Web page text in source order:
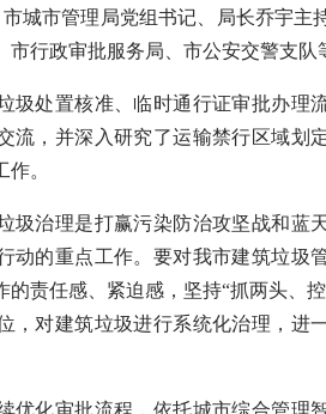
城市管理局党组书记、局长乔宇主
市行政审批服务局、市公安交警支队
处置核准、临时通行证审批办理
流，并深入研究了运输禁行区域划
。
治理是打赢污染防治攻坚战和蓝
动的重点工作。要对我市建筑垃圾
的责任感、紧迫感，坚持“抓两头、
，对建筑垃圾进行系统化治理，进
化审批流程，依托城市综合管理